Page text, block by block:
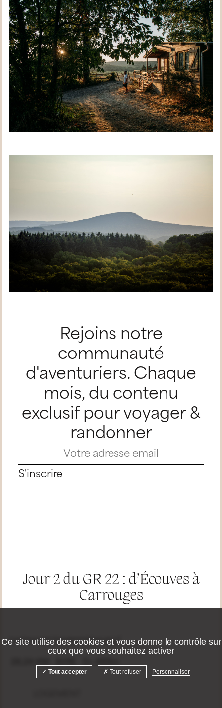
Rejoins notre
communauté
d'aventuriers. Chaque
mois, du contenu
exclusif pour voyager &
randonner
S'inscrire
Jour 2 du GR 22 : d’Écouves à
Carrouges
DISTANCETEMPSDÉNIVELÉ
Ce site utilise des cookies et vous donne le contrôle sur
ceux que vous souhaitez activer
Tout accepter Tout refuser Personnaliser